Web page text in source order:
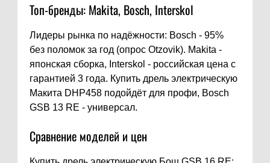
Топ-бренды: Makita, Bosch, Interskol
Лидеры рынка по надёжности: Bosch - 95%
без поломок за год (опрос Otzovik). Makita -
японская сборка, Interskol - российская цена с
гарантией 3 года. Купить дрель электрическую
Макита DHP458 подойдёт для профи, Bosch
GSB 13 RE - универсал.
Сравнение моделей и цен